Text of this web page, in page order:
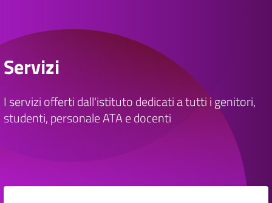
Servizi
I servizi offerti dall'istituto dedicati a tutti i genitori,
studenti, personale ATA e docenti